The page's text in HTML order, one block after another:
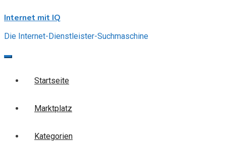
to
Internet mit IQ
Die Internet-Dienstleister-Suchmaschine
Startseite
Marktplatz
Kategorien